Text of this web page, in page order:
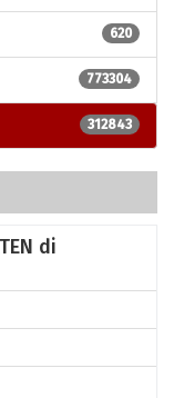
620
773304
312843
di